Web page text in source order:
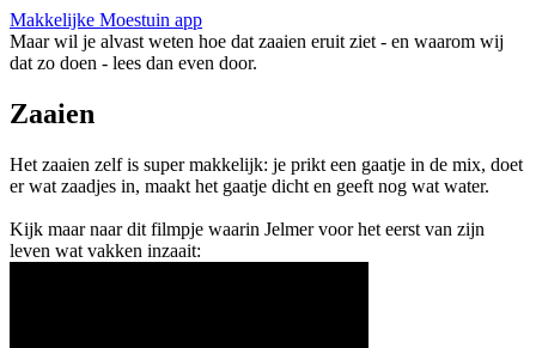
Makkelijke Moestuin app
Maar wil je alvast weten hoe dat zaaien eruit ziet - en waarom wij
dat zo doen - lees dan even door.
Zaaien
Het zaaien zelf is super makkelijk: je prikt een gaatje in de mix, doet
er wat zaadjes in, maakt het gaatje dicht en geeft nog wat water.
Kijk maar naar dit filmpje waarin Jelmer voor het eerst van zijn
leven wat vakken inzaait: